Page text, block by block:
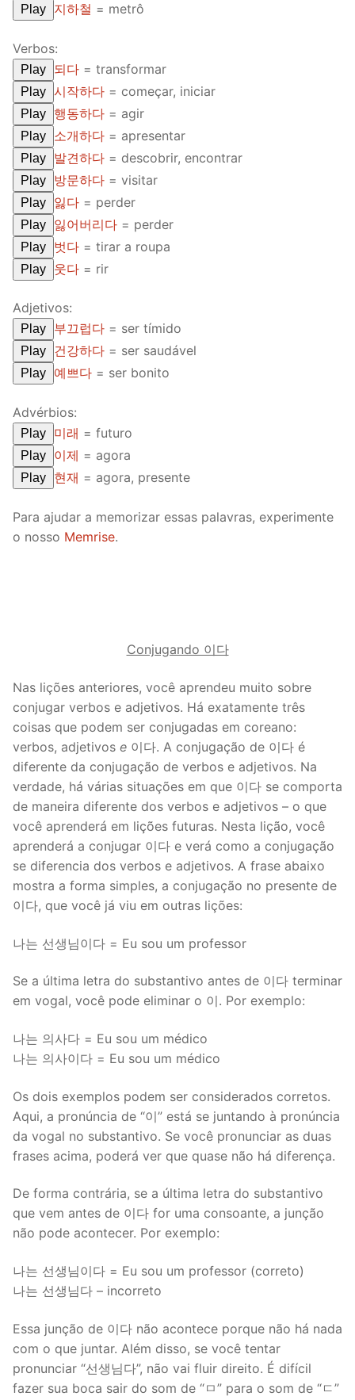
Play 지하철 = metrô
Verbos:
Play 되다 = transformar
Play 시작하다 = começar, iniciar
Play 행동하다 = agir
Play 소개하다 = apresentar
Play 발견하다 = descobrir, encontrar
Play 방문하다 = visitar
Play 잃다 = perder
Play 잃어버리다 = perder
Play 벗다 = tirar a roupa
Play 웃다 = rir
Adjetivos:
Play 부끄럽다 = ser tímido
Play 건강하다 = ser saudável
Play 예쁘다 = ser bonito
Advérbios:
Play 미래 = futuro
Play 이제 = agora
Play 현재 = agora, presente
Para ajudar a memorizar essas palavras, experimente
o nosso Memrise.
Conjugando 이다
Nas lições anteriores, você aprendeu muito sobre
conjugar verbos e adjetivos. Há exatamente três
coisas que podem ser conjugadas em coreano:
verbos, adjetivos e 이다. A conjugação de 이다 é
diferente da conjugação de verbos e adjetivos. Na
verdade, há várias situações em que 이다 se comporta
de maneira diferente dos verbos e adjetivos – o que
você aprenderá em lições futuras. Nesta lição, você
aprenderá a conjugar 이다 e verá como a conjugação
se diferencia dos verbos e adjetivos. A frase abaixo
mostra a forma simples, a conjugação no presente de
이다, que você já viu em outras lições:
나는 선생님이다 = Eu sou um professor
Se a última letra do substantivo antes de 이다 terminar
em vogal, você pode eliminar o 이. Por exemplo:
나는 의사다 = Eu sou um médico
나는 의사이다 = Eu sou um médico
Os dois exemplos podem ser considerados corretos.
Aqui, a pronúncia de “이” está se juntando à pronúncia
da vogal no substantivo. Se você pronunciar as duas
frases acima, poderá ver que quase não há diferença.
De forma contrária, se a última letra do substantivo
que vem antes de 이다 for uma consoante, a junção
não pode acontecer. Por exemplo:
나는 선생님이다 = Eu sou um professor (correto)
나는 선생님다 – incorreto
Essa junção de 이다 não acontece porque não há nada
com o que juntar. Além disso, se você tentar
pronunciar “선생님다”, não vai fluir direito. É difícil
fazer sua boca sair do som de “ㅁ” para o som de “ㄷ”